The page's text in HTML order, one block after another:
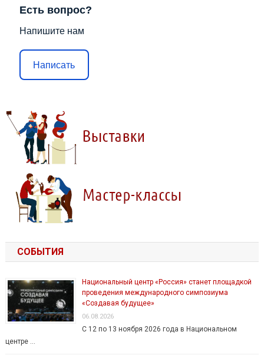
Есть вопрос?
Напишите нам
Написать
СОБЫТИЯ
Национальный центр «Россия» станет площадкой
проведения международного симпозиума
«Создавая будущее»
06.08.2026
С 12 по 13 ноября 2026 года в Национальном
центре …